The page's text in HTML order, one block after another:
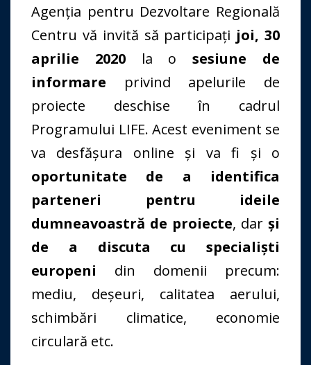
Agenția pentru Dezvoltare Regională
Centru vă invită să participați joi, 30
aprilie 2020la osesiune de
informare privind apelurile de
proiecte deschise în cadrul
Programului LIFE. Acest eveniment se
va desfășura online și va fi și o
oportunitate de a identifica
parteneri pentru ideile
dumneavoastră de proiecte, dar și
de a discuta cu specialiști
europeni din domenii precum:
mediu, deșeuri, calitatea aerului,
schimbări climatice, economie
circulară etc.